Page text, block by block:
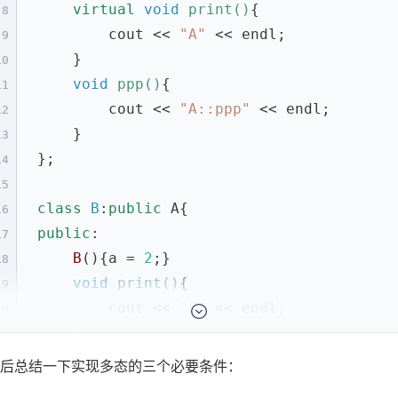
8
9
virtual void print () {
        cout <<
"A"
<< endl;
    }
void
ppp () {
        cout <<
"A::ppp"
<< endl;
    }
};
class B : public A{
public :
B (){a = 2 ;}
void
print () {
"B" << endl;
    }
void ppp(){
展开剩余 72 行
总结一下实现多态的三个必要条件：